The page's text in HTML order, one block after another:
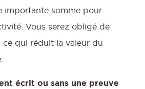
importante somme pour
Vous serez obligé de
ce qui réduit la valeur du
écrit ou sans une preuve